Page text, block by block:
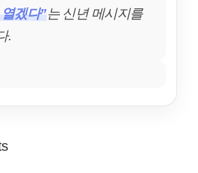
겠다”는 신년 메시지를
.